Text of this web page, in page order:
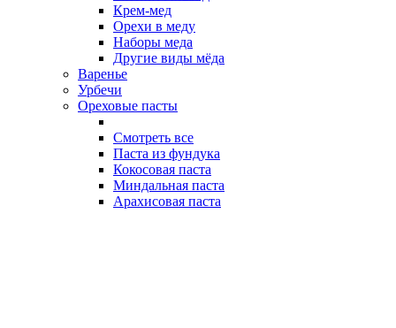
Крем-мед
Орехи в меду
Наборы меда
Другие виды мёда
Варенье
Урбечи
Ореховые пасты
Смотреть все
Паста из фундука
Кокосовая паста
Миндальная паста
Арахисовая паста